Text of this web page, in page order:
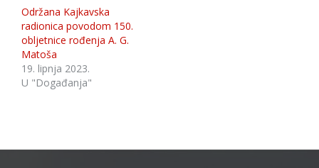
Održana Kajkavska
radionica povodom 150.
obljetnice rođenja A. G.
Matoša
19. lipnja 2023.
U "Događanja"